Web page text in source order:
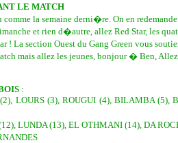
LE MATCH
la semaine derni�re. On en
et rien d�autre, allez Red Star, les
! La section Ouest du Gang Green vous
mais allez les jeunes, bonjour � Ben,
:
LOURS (3), ROUGUI (4), BILAMBA (5),
LUNDA (13), EL OTHMANI (14), DA